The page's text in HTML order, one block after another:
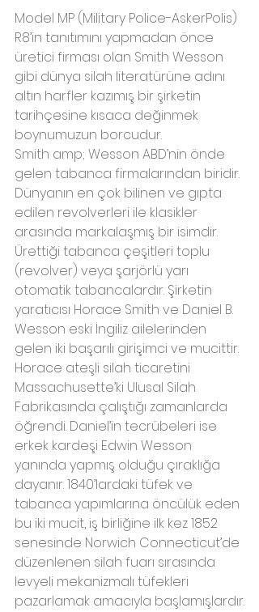
Model MP (Military Police-AskerPolis)
R8’in tanıtımını yapmadan önce
üretici firması olan Smith Wesson
gibi dünya silah literatürüne adını
altın harfler kazımış bir şirketin
tarihçesine kısaca değinmek
boynumuzun borcudur.
Smith amp; Wesson ABD’nin önde
gelen tabanca firmalarından biridir.
Dünyanın en çok bilinen ve gıpta
edilen revolverleri ile klasikler
arasında markalaşmış bir isimdir.
Ürettiği tabanca çeşitleri toplu
(revolver) veya şarjörlü yarı
otomatik tabancalardır. Şirketin
yaratıcısı Horace Smith ve Daniel B.
Wesson eski İngiliz ailelerinden
gelen iki başarılı girişimci ve mucittir.
Horace ateşli silah ticaretini
Massachusette’ki Ulusal Silah
Fabrikasında çalıştığı zamanlarda
öğrendi. Daniel’in tecrübeleri ise
erkek kardeşi Edwin Wesson
yanında yapmış olduğu çıraklığa
dayanır. 1840’lardaki tüfek ve
tabanca yapımlarına öncülük eden
bu iki mucit, iş birliğine ilk kez 1852
senesinde Norwich Connecticut’de
düzenlenen silah fuarı sırasında
levyeli mekanizmalı tüfekleri
pazarlamak amacıyla başlamışlardır.